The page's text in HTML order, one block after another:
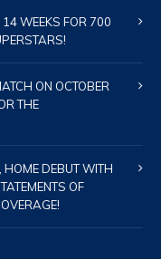
14 WEEKS FOR 700
ON OCTOBER
THE
HOME DEBUT WITH
OF